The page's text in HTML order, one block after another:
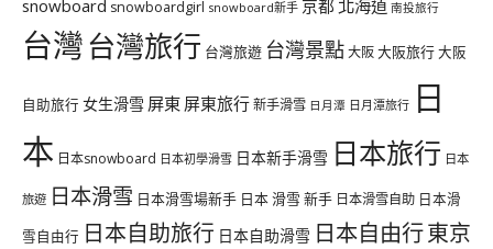
snowboard snowboardgirl snowboard新手 京都 北海道 南投旅行
台灣台灣旅行 台灣旅遊 台灣景點大阪大阪旅行大阪
自助旅行 女生滑雪 屏東 屏東旅行新手滑雪 日月潭 日月潭旅行 日
本 日本snowboard 日本初學滑雪 日本新手滑雪 日本旅行 日本
旅遊 日本滑雪 日本滑雪場新手 日本 滑雪 新手 日本滑雪自助 日本滑
雪自由行 日本自助旅行 日本自助滑雪 日本自由行東京